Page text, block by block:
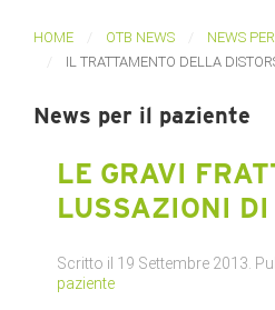
HOME OTB NEWS
NEWS
IL TRATTAMENTO DELLA
News per il paziente
LE GRAVI
LUSSAZIONI
Scritto il 19 Settembre 2013 .
paziente